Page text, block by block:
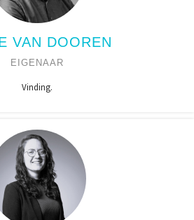
VAN DOOREN
EIGENAAR
Vinding.